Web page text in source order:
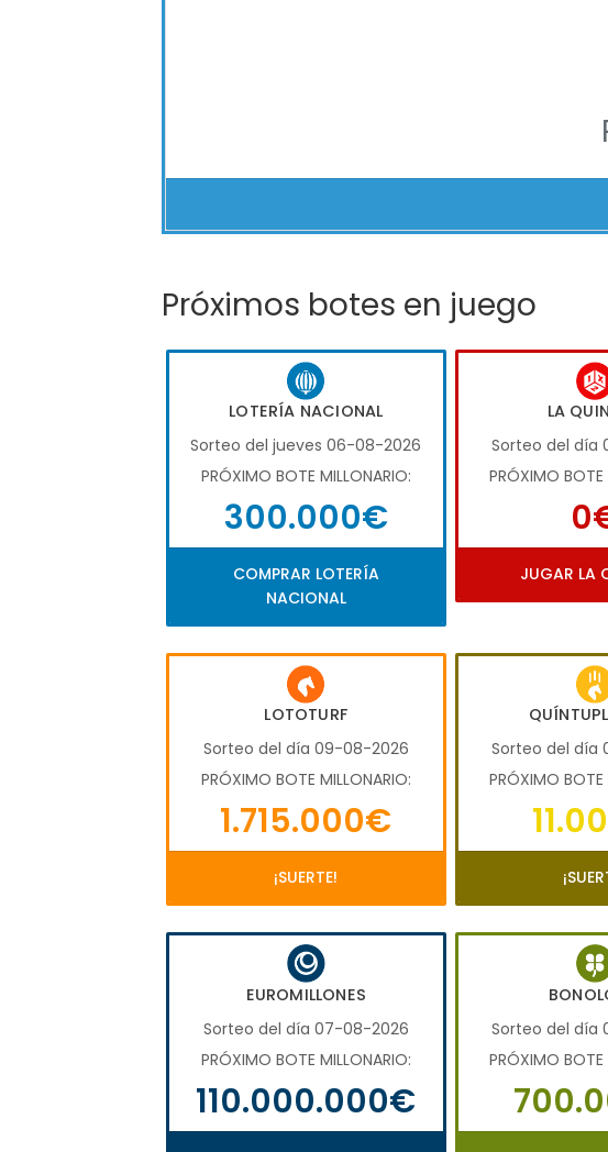
Próximos botes en juego
LOTERÍA NACIONAL
Sorteo del jueves 06-08-2026
PRÓXIMO BOTE MILLONARIO:
300.000€
COMPRAR LOTERÍA
NACIONAL
LA
Sorteo del día
PRÓXIMO BOTE
JUGAR LA
LOTOTURF
Sorteo del día 09-08-2026
PRÓXIMO BOTE MILLONARIO:
1.715.000€
¡SUERTE!
Sorteo del día
PRÓXIMO BOTE
EUROMILLONES
Sorteo del día 07-08-2026
PRÓXIMO BOTE MILLONARIO:
110.000.000€
Sorteo del día
PRÓXIMO BOTE